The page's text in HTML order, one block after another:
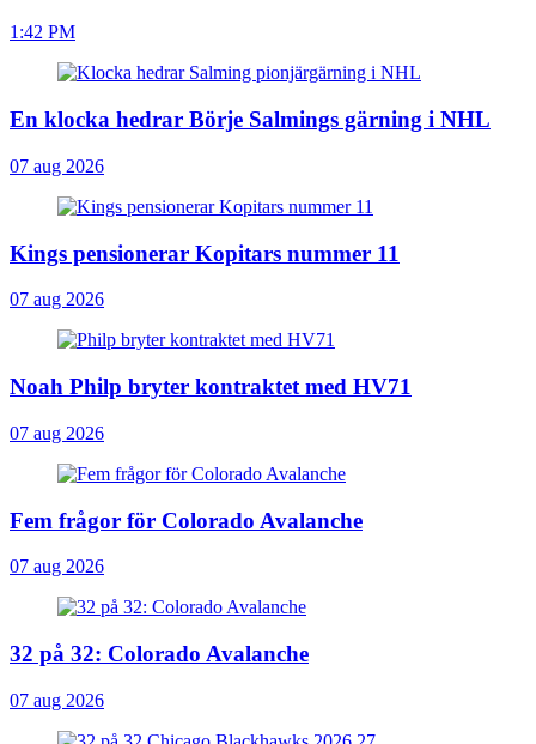
1:42 PM
En klocka hedrar Börje Salmings gärning i NHL
07 aug 2026
Kings pensionerar Kopitars nummer 11
07 aug 2026
Noah Philp bryter kontraktet med HV71
07 aug 2026
Fem frågor för Colorado Avalanche
07 aug 2026
32 på 32: Colorado Avalanche
07 aug 2026